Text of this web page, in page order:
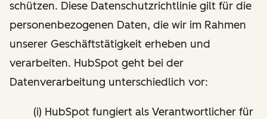
schützen. Diese Datenschutzrichtlinie gilt für die
personenbezogenen Daten, die wir im Rahmen
unserer Geschäftstätigkeit erheben und
verarbeiten. HubSpot geht bei der
Datenverarbeitung unterschiedlich vor:
(i) HubSpot fungiert als Verantwortlicher für